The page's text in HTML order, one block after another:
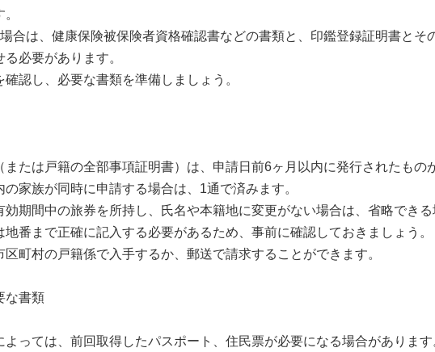
合は、健康保険被保険者資格確認書などの書類と、印鑑登録証明書とそ
必要があります。
確認し、必要な書類を準備しましょう。
または戸籍の全部事項証明書）は、申請日前6ヶ月以内に発行されたもの
の家族が同時に申請する場合は、1通で済みます。
効期間中の旅券を所持し、氏名や本籍地に変更がない場合は、省略できる
地番まで正確に記入する必要があるため、事前に確認しておきましょう。
区町村の戸籍係で入手するか、郵送で請求することができます。
な書類
よっては、前回取得したパスポート、住民票が必要になる場合があります